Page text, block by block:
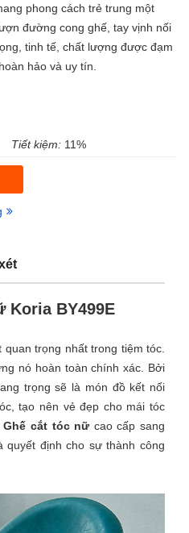
phong cách trẻ trung một
đường cong ghế, tay vịnh nối
tinh tế, chất lượng được đạm
hảo và uy tín.
Tiết kiệm: 11%
Koria BY499E
trọng nhất trong tiệm tóc.
nó hoàn toàn chính xác. Bởi
trọng sẽ là món đồ kết nối
tạo nên vẻ đẹp cho mái tóc
Ghế cắt tóc nữcao cấp sang
quyết định cho sự thành công